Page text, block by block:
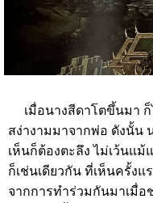
เมื่อนางสีดาโตขึ้นมา ก็
สง่างามมาจากพ่อ ดังนั้น
เห็นก็ต้องตะลึง ไม่เว้นแ
ก็เช่นเดียวกัน ที่เห็นครั้งแ
จากการทำร่วมกันมาเมื่